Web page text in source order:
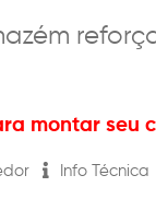
montar seu
Info Técnica